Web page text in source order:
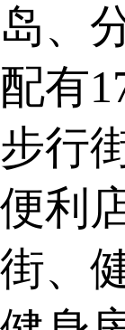
岛、
配有
步行
便利
街、